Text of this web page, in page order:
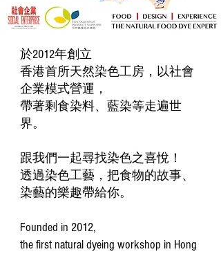
於2012年創立
香港首所天然染色工房，以社會
企業模式營運，
帶著剩食染料、藍染等走遍世
界。
跟我們一起尋找染色之喜悅！
透過染色工藝，把食物的故事、
染藝的樂趣帶給你。
Founded in 2012,
the first natural dyeing workshop in Hong